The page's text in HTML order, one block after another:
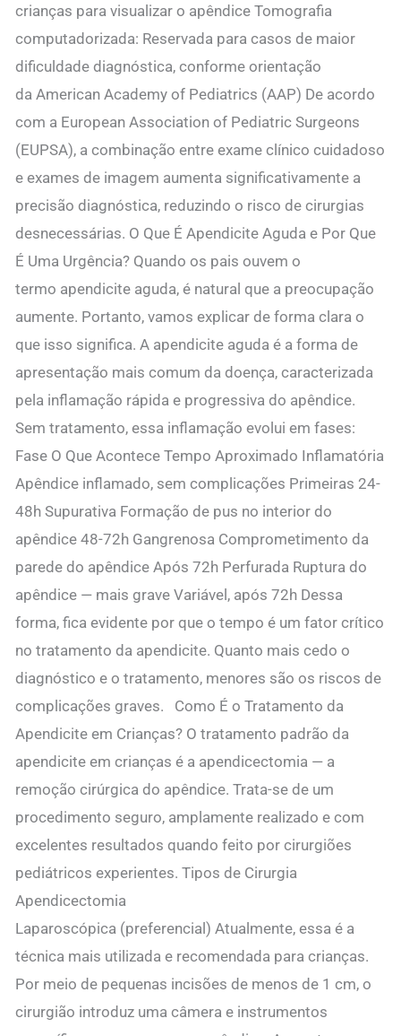
crianças para visualizar o apêndice Tomografia
computadorizada: Reservada para casos de maior
dificuldade diagnóstica, conforme orientação
da American Academy of Pediatrics (AAP) De acordo
com a European Association of Pediatric Surgeons
(EUPSA), a combinação entre exame clínico cuidadoso
e exames de imagem aumenta significativamente a
precisão diagnóstica, reduzindo o risco de cirurgias
desnecessárias. O Que É Apendicite Aguda e Por Que
É Uma Urgência? Quando os pais ouvem o
termo apendicite aguda, é natural que a preocupação
aumente. Portanto, vamos explicar de forma clara o
que isso significa. A apendicite aguda é a forma de
apresentação mais comum da doença, caracterizada
pela inflamação rápida e progressiva do apêndice.
Sem tratamento, essa inflamação evolui em fases:
Fase O Que Acontece Tempo Aproximado Inflamatória
Apêndice inflamado, sem complicações Primeiras 24-
48h Supurativa Formação de pus no interior do
apêndice 48-72h Gangrenosa Comprometimento da
parede do apêndice Após 72h Perfurada Ruptura do
apêndice — mais grave Variável, após 72h Dessa
forma, fica evidente por que o tempo é um fator crítico
no tratamento da apendicite. Quanto mais cedo o
diagnóstico e o tratamento, menores são os riscos de
complicações graves. Como É o Tratamento da
Apendicite em Crianças? O tratamento padrão da
apendicite em crianças é a apendicectomia — a
remoção cirúrgica do apêndice. Trata-se de um
procedimento seguro, amplamente realizado e com
excelentes resultados quando feito por cirurgiões
pediátricos experientes. Tipos de Cirurgia
Apendicectomia
Laparoscópica (preferencial) Atualmente, essa é a
técnica mais utilizada e recomendada para crianças.
Por meio de pequenas incisões de menos de 1 cm, o
cirurgião introduz uma câmera e instrumentos